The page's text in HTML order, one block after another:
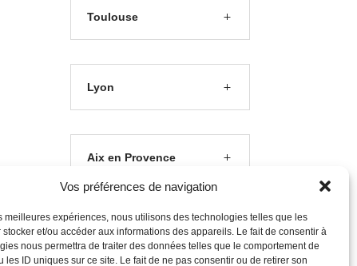
Vos préférences de navigation
meilleures expériences, nous utilisons des technologies telles que les
et/ou accéder aux informations des appareils. Le fait de consentir à
nous permettra de traiter des données telles que le comportement de
les ID uniques sur ce site. Le fait de ne pas consentir ou de retirer son
Toulouse
Lyon
Aix en Provence
Clermont Ferrand